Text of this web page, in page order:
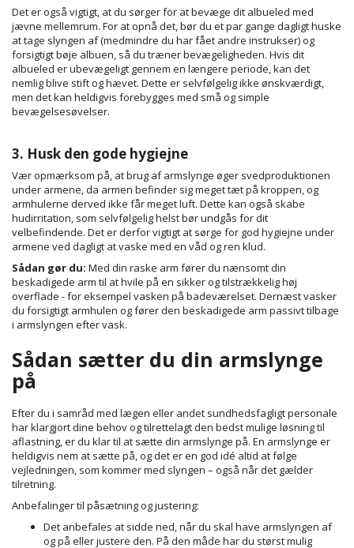
Det er også vigtigt, at du sørger for at bevæge dit albueled med
jævne mellemrum. For at opnå det, bør du et par gange dagligt huske
at tage slyngen af (medmindre du har fået andre instrukser) og
forsigtigt bøje albuen, så du træner bevægeligheden. Hvis dit
albueled er ubevægeligt gennem en længere periode, kan det
nemlig blive stift og hævet. Dette er selvfølgelig ikke ønskværdigt,
men det kan heldigvis forebygges med små og simple
bevægelsesøvelser.
3. Husk den gode hygiejne
Vær opmærksom på, at brug af armslynge øger svedproduktionen
under armene, da armen befinder sig meget tæt på kroppen, og
armhulerne derved ikke får meget luft. Dette kan også skabe
hudirritation, som selvfølgelig helst bør undgås for dit
velbefindende. Det er derfor vigtigt at sørge for god hygiejne under
armene ved dagligt at vaske med en våd og ren klud.
Sådan gør du: Med din raske arm fører du nænsomt din
beskadigede arm til at hvile på en sikker og tilstrækkelig høj
overflade - for eksempel vasken på badeværelset. Dernæst vasker
du forsigtigt armhulen og fører den beskadigede arm passivt tilbage
i armslyngen efter vask.
Sådan sætter du din armslynge
på
Efter du i samråd med lægen eller andet sundhedsfagligt personale
har klargjort dine behov og tilrettelagt den bedst mulige løsning til
aflastning, er du klar til at sætte din armslynge på. En armslynge er
heldigvis nem at sætte på, og det er en god idé altid at følge
vejledningen, som kommer med slyngen – også når det gælder
tilretning.
Anbefalinger til påsætning og justering:
Det anbefales at sidde ned, når du skal have armslyngen af
og på eller justere den. På den måde har du størst mulig